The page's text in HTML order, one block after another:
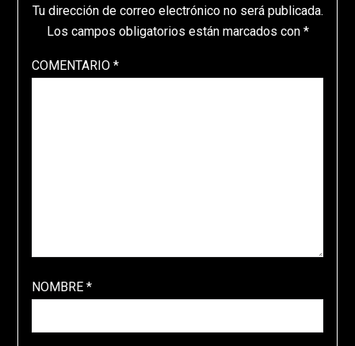
Tu dirección de correo electrónico no será publicada.
Los campos obligatorios están marcados con *
COMENTARIO *
NOMBRE *